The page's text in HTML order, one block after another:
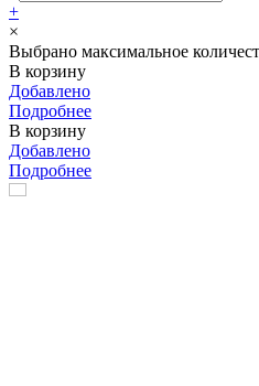
+
×
Выбрано максимальное
В корзину
Добавлено
Подробнее
В корзину
Добавлено
Подробнее